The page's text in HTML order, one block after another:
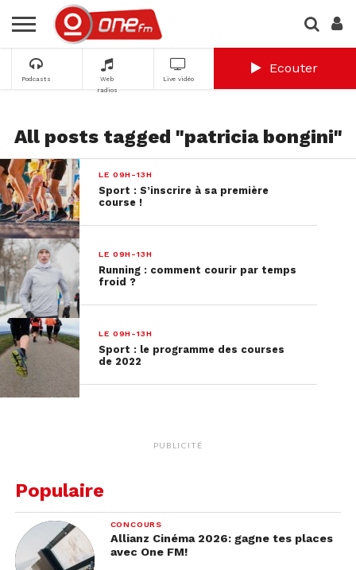
Podcasts
Web
radios
Live vidéo
Ecouter
All posts tagged "patricia bongini"
LE 09H-13H
Sport : S’inscrire à sa première
course !
LE 09H-13H
Running : comment courir par temps
froid ?
LE 09H-13H
Sport : le programme des courses
de 2022
PUBLICITÉ
Populaire
CONCOURS
Allianz Cinéma 2026: gagne tes places
avec One FM!